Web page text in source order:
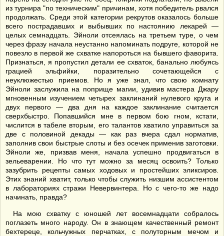
из турнира "по техническим" причинам, хотя победитель рвался
продолжать. Среди этой категории рекрутов оказалось больше
всего пострадавших и выбывших по настоянию лекарей —
целых семнадцать. Эйноли отсеялась на третьем туре, о чем
через фразу начала неустанно напоминать подруге, которой не
повезло в первой же схватке напороться на бывшего фаворита.
Признаться, я пропустил детали ее схваток, банально любуясь
грацией эльфийки, поразительно сочетающейся с
неуклюжестью приемов. Но я уже знал, что свою комнату
Эйноли заслужила на поприще магии, удивив мастера Джару
мгновенным изучением четырех заклинаний нулевого круга и
двух первого — два дня на каждое заклинание считается
сверхбыстро. Попавшийся мне в первом бою гном, кстати,
числится в табеле вторым, его талантов хватило управиться за
две с половиной декады — как раз вчера сдал норматив,
заполнив свои быстрые слоты и без осечек применив заготовки.
Эйноли же, призвав меня, начала успешно продвигаться в
зельеварении. Но что тут можно за месяц освоить? Только
зазубрить рецепты самых ходовых и простейших эликсиров.
Этих знаний хватит, только чтобы служить низшим ассистентом
в лабораториях стражи Невервинтера. Но с чего-то же надо
начинать, правда?
На мою схватку с юношей лет восемнадцати собралось
поглазеть много народу. Он в знающем качественный ремонт
бехтереце, кольчужных перчатках, с полуторным мечом и